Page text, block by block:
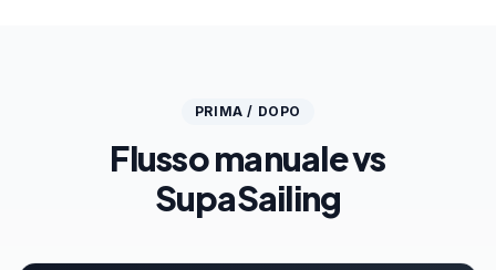
PRIMA / DOPO
Flusso manuale vs
SupaSailing